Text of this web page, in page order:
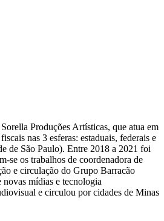
Sorella Produções Artísticas, que atua em
nas 3 esferas: estaduais, federais e
de São Paulo). Entre 2018 a 2021 foi
se os trabalhos de coordenadora de
e circulação do Grupo Barracão
mídias e tecnologia
e circulou por cidades de Minas